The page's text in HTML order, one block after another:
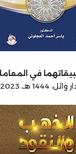
في
هـ، 2023 م.